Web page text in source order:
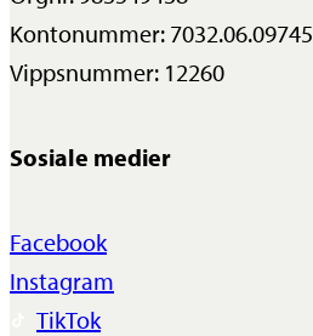
Kontonummer: 7032.06.09745
Vippsnummer: 12260
Sosiale medier
Facebook
Instagram
TikTok